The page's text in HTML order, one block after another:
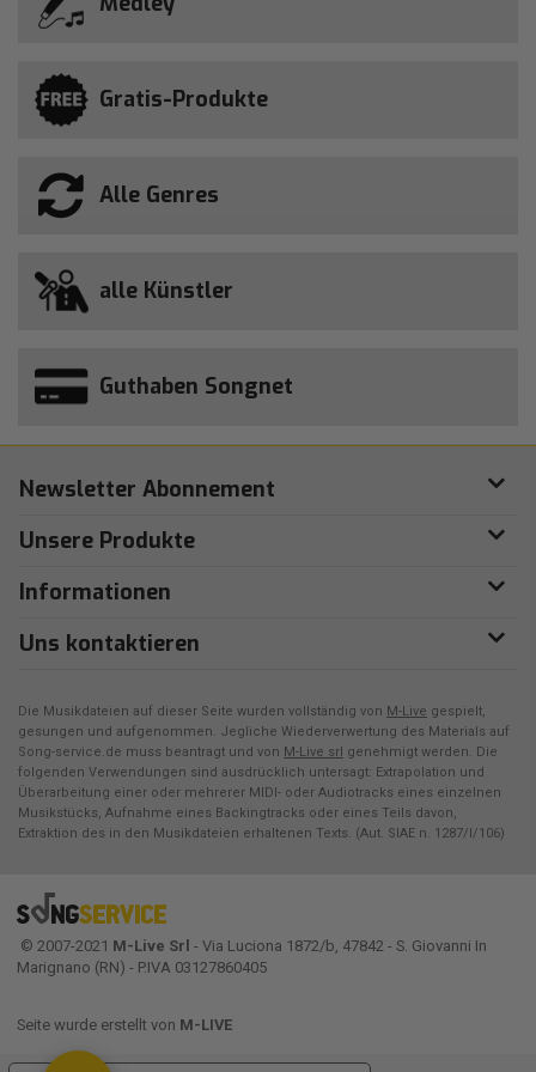
Gratis-Produkte
Alle Genres
alle Künstler
Guthaben Songnet
Newsletter Abonnement
Unsere Produkte
Informationen
Uns kontaktieren
Die Musikdateien auf dieser Seite wurden vollständig von M-Live gespielt,
gesungen und aufgenommen. Jegliche Wiederverwertung des Materials auf
Song-service.de muss beantragt und von M-Live srl genehmigt werden. Die
folgenden Verwendungen sind ausdrücklich untersagt: Extrapolation und
Überarbeitung einer oder mehrerer MIDI- oder Audiotracks eines einzelnen
Musikstücks, Aufnahme eines Backingtracks oder eines Teils davon,
Extraktion des in den Musikdateien erhaltenen Texts. (Aut. SIAE n. 1287/I/106)
© 2007-2021 M-Live Srl - Via Luciona 1872/b, 47842 - S. Giovanni In
Marignano (RN) - P.IVA 03127860405
Seite wurde erstellt von M-LIVE